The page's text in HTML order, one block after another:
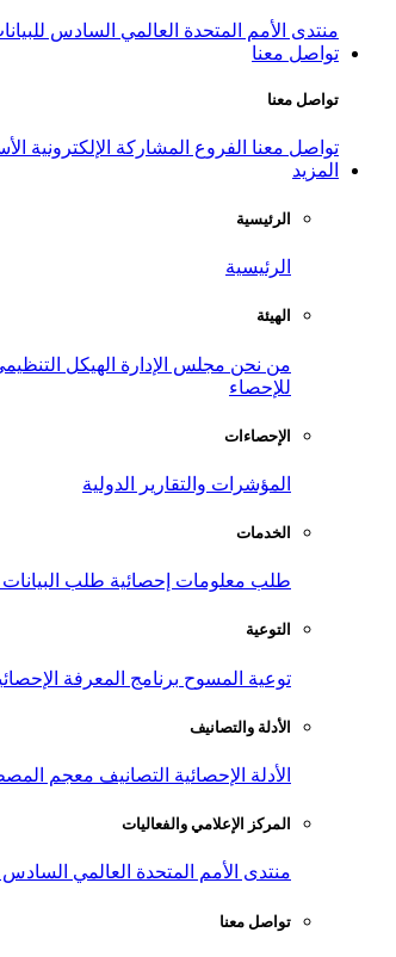
منتدى الأمم المتحدة العالمي السادس للبيانات
تواصل معنا
تواصل معنا
تواصل معنا الفروع المشاركة الإلكترونية
المزيد
الرئيسية
الرئيسية
الهيئة
من نحن مجلس الإدارة الهيكل
للإحصاء
الإحصاءات
المؤشرات والتقارير الدولية
الخدمات
طلب معلومات إحصائية طلب البيانات
التوعية
توعية المسوح برنامج المعرفة
الأدلة والتصانيف
الأدلة الإحصائية التصانيف معجم
المركز الإعلامي والفعاليات
منتدى الأمم المتحدة العالمي السادس
تواصل معنا